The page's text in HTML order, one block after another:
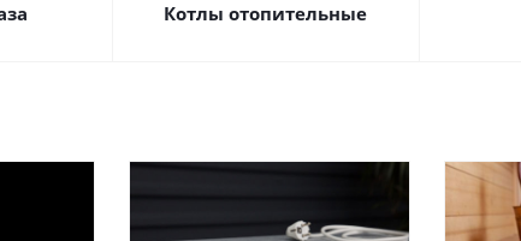
Котлы отопительные